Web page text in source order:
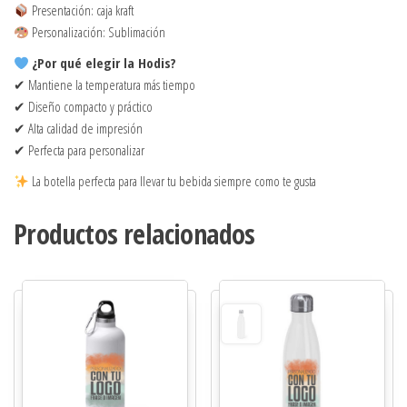
Presentación: caja kraft
Personalización: Sublimación
¿Por qué elegir la Hodis?
✔ Mantiene la temperatura más tiempo
✔ Diseño compacto y práctico
✔ Alta calidad de impresión
✔ Perfecta para personalizar
La botella perfecta para llevar tu bebida siempre como te gusta
Productos relacionados